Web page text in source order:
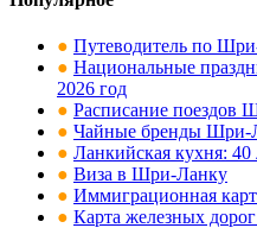
● Путеводитель по
● Национальные
2026 год
● Расписание поездов
● Чайные бренды Шри-
● Ланкийская кухня:
● Виза в Шри-Ланку
● Иммиграционная
● Карта железных